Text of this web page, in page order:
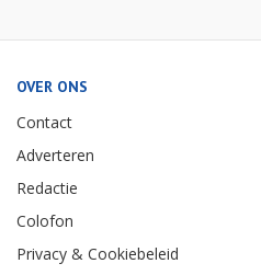
OVER ONS
Contact
Adverteren
Redactie
Colofon
Privacy & Cookiebeleid